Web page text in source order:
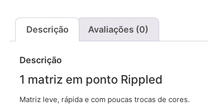
Descrição Avaliações (0)
Descrição
1 matriz em ponto Rippled
Matriz leve, rápida e com poucas trocas de cores.